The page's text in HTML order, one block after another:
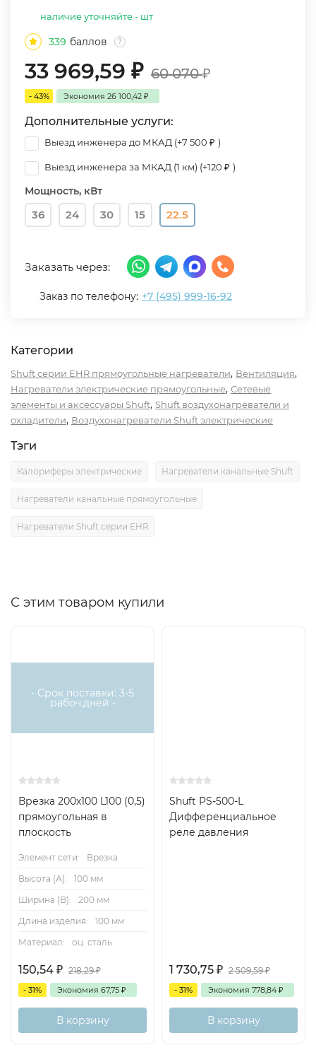
наличие уточняйте - шт
339 баллов ?
33 969,59 ₽ 60 070₽
- 43% Экономия 26 100,42 ₽
Дополнительные услуги:
Выезд инженера до МКАД (+7 500 ₽ )
Выезд инженера за МКАД (1 км) (+120 ₽ )
Мощность, кВт
36 24 30 15 22.5
Заказать через:
Заказ по телефону: +7 (495) 999-16-92
Категории
Shuft серии EHR прямоугольные нагреватели, Вентиляция,
Нагреватели электрические прямоугольные, Сетевые
элементы и аксессуары Shuft, Shuft воздухонагреватели и
охладители, Воздухонагреватели Shuft электрические
Тэги
Калориферы электрические Нагреватели канальные Shuft
Нагреватели канальные прямоугольные
Нагреватели Shuft серии EHR
С этим товаром купили
- Срок поставки: 3-5
рабоч.дней -
Врезка 200х100 L100 (0,5)
прямоугольная в
плоскость
Элемент сети:
Врезка
Высота (А):
100 мм
Ширина (B):
200 мм
Длина изделия:
100 мм
Материал:
оц. сталь
150,54 ₽ 218,29₽
- 31% Экономия 67,75 ₽
В корзину
Shuft PS-500-L
Дифференциальное
реле давления
1 730,75 ₽ 2 509,59₽
- 31% Экономия 778,84 ₽
В корзину